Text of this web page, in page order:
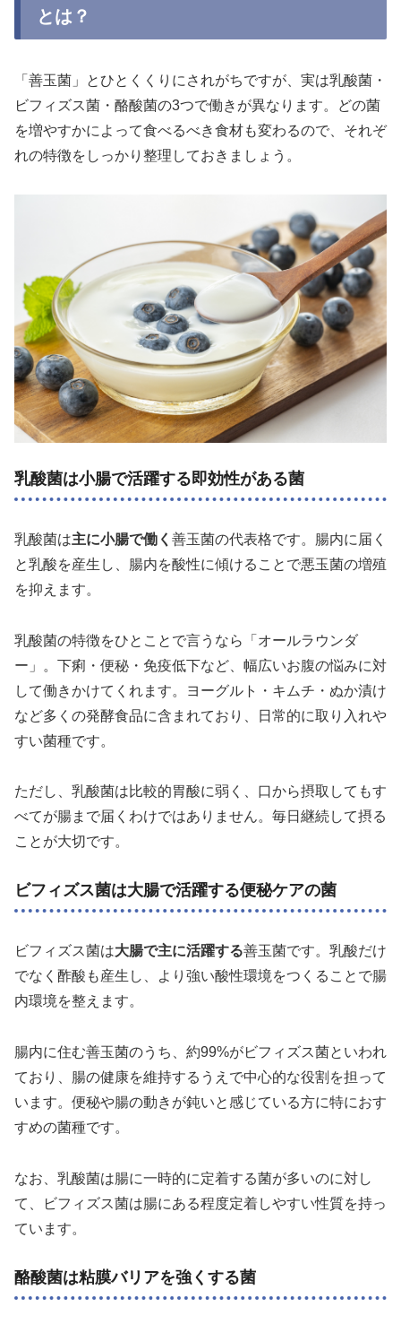
とは？
「善玉菌」とひとくくりにされがちですが、実は乳酸菌・
ビフィズス菌・酪酸菌の3つで働きが異なります。どの菌
を増やすかによって食べるべき食材も変わるので、それぞ
れの特徴をしっかり整理しておきましょう。
乳酸菌は小腸で活躍する即効性がある菌
乳酸菌は主に小腸で働く 善玉菌の代表格です。腸内に届く
と乳酸を産生し、腸内を酸性に傾けることで悪玉菌の増殖
を抑えます。
乳酸菌の特徴をひとことで言うなら「オールラウンダ
ー」。下痢・便秘・免疫低下など、幅広いお腹の悩みに対
して働きかけてくれます。ヨーグルト・キムチ・ぬか漬け
など多くの発酵食品に含まれており、日常的に取り入れや
すい菌種です。
ただし、乳酸菌は比較的胃酸に弱く、口から摂取してもす
べてが腸まで届くわけではありません。毎日継続して摂る
ことが大切です。
ビフィズス菌は大腸で活躍する便秘ケアの菌
ビフィズス菌は大腸で主に活躍する善玉菌です。乳酸だけ
でなく酢酸も産生し、より強い酸性環境をつくることで腸
内環境を整えます。
腸内に住む善玉菌のうち、約99%がビフィズス菌といわれ
ており、腸の健康を維持するうえで中心的な役割を担って
います。便秘や腸の動きが鈍いと感じている方に特におす
すめの菌種です。
なお、乳酸菌は腸に一時的に定着する菌が多いのに対し
て、ビフィズス菌は腸にある程度定着しやすい性質を持っ
ています。
酪酸菌は粘膜バリアを強くする菌